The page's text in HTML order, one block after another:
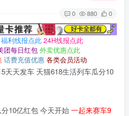
0 880 0
福利线报点此 24H线报点此
团每日红包外卖优惠点此
话费充值优惠 各类会员活动
天天发车 天猫618生活列车瓜分10
10亿红包 今天开始一起来赛车9